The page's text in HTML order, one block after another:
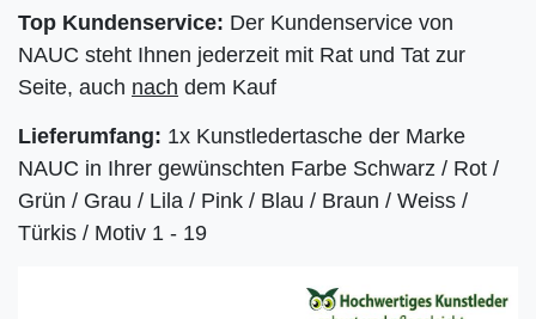
Top Kundenservice: Der Kundenservice von
NAUC steht Ihnen jederzeit mit Rat und Tat zur
Seite, auch nach dem Kauf
Lieferumfang: 1x Kunstledertasche der Marke
NAUC in Ihrer gewünschten Farbe Schwarz / Rot /
Grün / Grau / Lila / Pink / Blau / Braun / Weiss /
Türkis / Motiv 1 - 19